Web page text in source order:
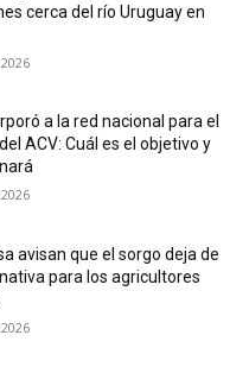
cerca del río Uruguay en
a la red nacional para el
ACV: Cuál es el objetivo y
avisan que el sorgo deja de
para los agricultores